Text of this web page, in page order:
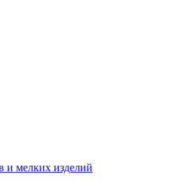
и мелких изделий